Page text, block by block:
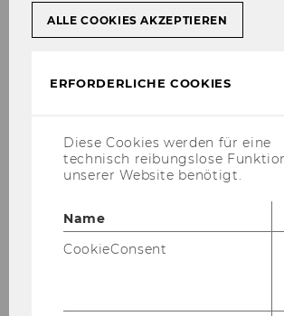
WU | Vi­en­na Uni­ver­si­ty of
A- 1020 Vi­en­na
ALLE COOKIES AKZEPTIEREN
ERFORDERLICHE COOKIES
Diese Cookies werden für eine
technisch reibungslose
unserer Website benötigt.
Name
CookieConsent